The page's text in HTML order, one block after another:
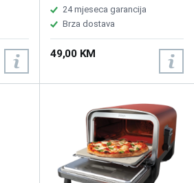
Woodfire BBQ Grill serije
OG700, OG850 i OG901
24 mjeseca garancija
Brza dostava
49,00 KM